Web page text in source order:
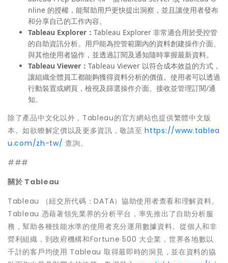
nline 的授權，能幫助用戶更快提出洞察，並且讓使用者發布
和分享自己的工作內容。
Tableau Explorer ： Tableau Explorer 非常適合用於受控管
的自助資訊分析。用戶能為控管範圍內的資料創建操作介面、
與其他使用者協作，並透過訂閱及通知隨時掌握最新資料。
Tableau Viewer ： Tableau Viewer 以符合成本效益的方式，
讓組織全體員工都能夠獲得資料分析的價值。使用者可以透過
行動裝置或網頁，檢視及篩選操作介面、接收並管理訂閱/通
知。
除了產品中文化以外，Tableau的官方網站也提供繁體中文版
本。如欲瞭解定價以及更多資訊，敬請至https://www.tablea
u.com/zh-tw/ 查詢。
###
關於 Tableau
Tableau （紐交所代碼：DATA）協助使用者查看和理解資料。
Tableau 憑藉著領先業界的分析平台，率先推出了自助分析服
務，幫助各種技能水準的使用者充分運用數據資料。從個人和非
營利組織，到政府機構和Fortune 500 大企業，世界各地數以
千計的客戶均使用 Tableau 取得最即時的洞見，並在資料的協